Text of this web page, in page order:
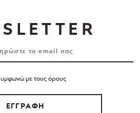
με τους όρους
ΕΓΓΡΑΦΗ